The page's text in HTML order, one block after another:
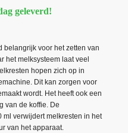
geleverd!
belangrijk voor het zetten van
het melksysteem laat veel
hopen zich op in
Dit kan zorgen voor
wordt. Het heeft ook een
van de koffie. De
verwijdert melkresten in het
van het apparaat.